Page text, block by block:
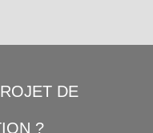
DE
?